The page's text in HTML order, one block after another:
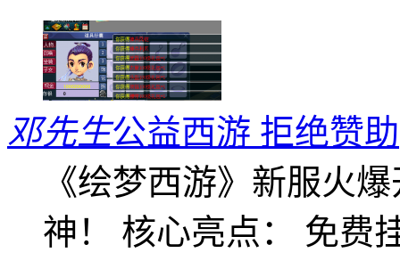
邓先生公益西游 拒绝赞助
《绘梦西游》新服火
神！ 核心亮点： 免费